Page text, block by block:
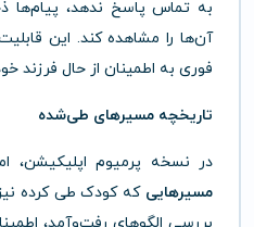
به تماس پاسخ ندهد، پیام‌ها
آن‌ها را مشاهده کند. این
فوری به اطمینان از حال فرزند
تاریخچه مسیرهای طی‌شده
در نسخه پرمیوم اپلیکیشن،
مسیرهایی که کودک طی کرده